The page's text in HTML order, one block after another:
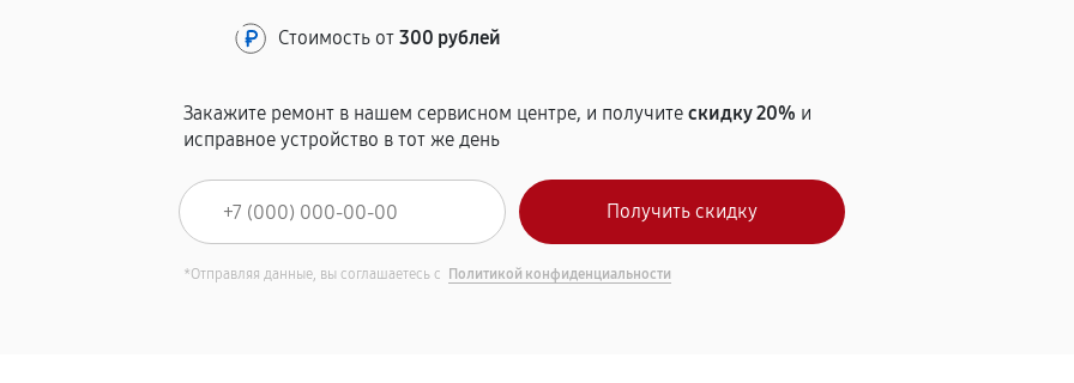
Стоимость от300 рублей
Закажите ремонт в нашем сервисном центре, и получитескидку 20% и
исправное устройство в тот же день
*Отправляя данные, вы соглашаетесь с Политикой конфиденциальности